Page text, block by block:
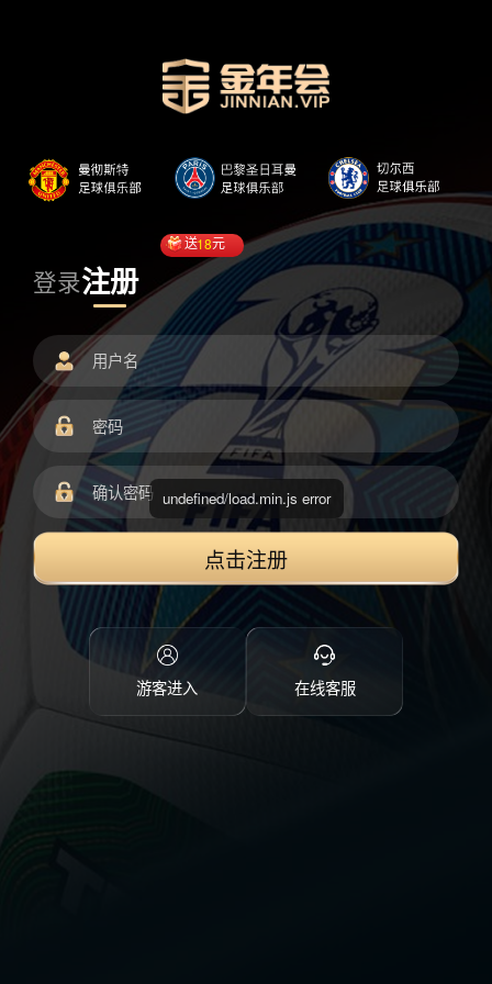
登录注册
送18元
点击注册
游客进入 在线客服
undefined/load.min.js error